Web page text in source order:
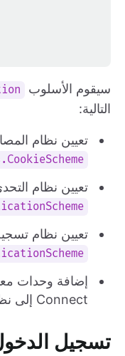
سيقوم الأسلوب
التالية:
تعيين نظام
تعيين نظام
تعيين نظام
Connect إلى نظام المصادقة.
تسجيل